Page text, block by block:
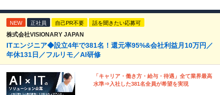
NEW 正社員 自己PR不要 話を聞きたい応募可
株式会社VISIONARY JAPAN
ITエンジニア◆設立4年で381名！還元率95%&会社利益月10万円／
年休131日／フルリモ／AI研修
「キャリア・働き方・給与・待遇」全て業界最高
水準⇒入社した381名全員が希望を実現